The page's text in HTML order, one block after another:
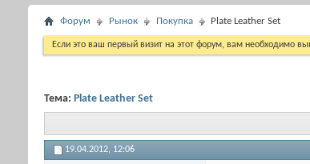
Форум Рынок Покупка Plate Leather Set
Если это ваш первый визит на этот форум, вам необходимо
Тема: Plate Leather Set
19.04.2012, 12:06